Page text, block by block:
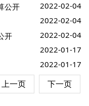
2022-02-04
公开
2022-02-04
2022-02-04
开
2022-01-17
2022-01-17
上一页
下一页